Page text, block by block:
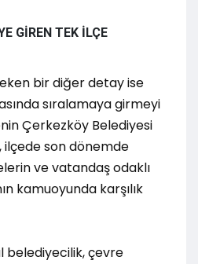
GİREN TEK İLÇE
bir diğer detay ise
sıralamaya girmeyi
Çerkezköy Belediyesi
ilçede son dönemde
ve vatandaş odaklı
kamuoyunda karşılık
belediyecilik, çevre